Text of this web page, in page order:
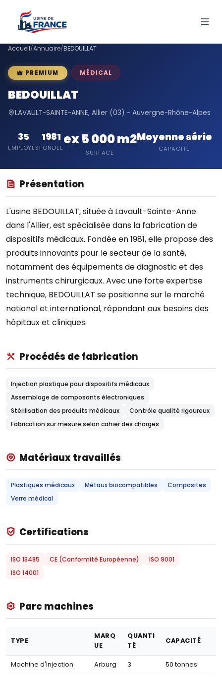
Accueil/Annuaire/BEDOUILLAT
PREMIUM MÉDICAL
BEDOUILLAT
LAVAULT-SAINTE-ANNE, Allier (03) - Auvergne-Rhône-Alpes
35
EMPLOYÉS
1981
FONDÉE
ex 5 000 m2
SURFACE
Moyenne série
CAPACITÉ
Présentation
L'usine BEDOUILLAT, située à Lavault-Sainte-Anne
dans l'Allier, est spécialisée dans la fabrication de
dispositifs médicaux. Fondée en 1981, elle propose des
produits innovants pour le secteur de la santé,
notamment des équipements de diagnostic et des
instruments chirurgicaux. Avec une forte expertise
technique, BEDOUILLAT se positionne sur le marché
national et international, répondant aux besoins des
hôpitaux et cliniques.
Procédés de fabrication
Injection plastique pour dispositifs médicaux
Assemblage de composants électroniques
Stérilisation des produits médicaux
Contrôle qualité rigoureux
Fabrication sur mesure selon cahier des charges
Matériaux travaillés
Plastiques médicaux Métaux biocompatibles
Composites
Verre médical
Certifications
ISO 13485 CE (Conformité Européenne)
ISO 9001
ISO 14001
Parc machines
TYPE
MARQ
UE
QUANTI
TÉ
CAPACITÉ
Machine d'injection Arburg 3 50 tonnes